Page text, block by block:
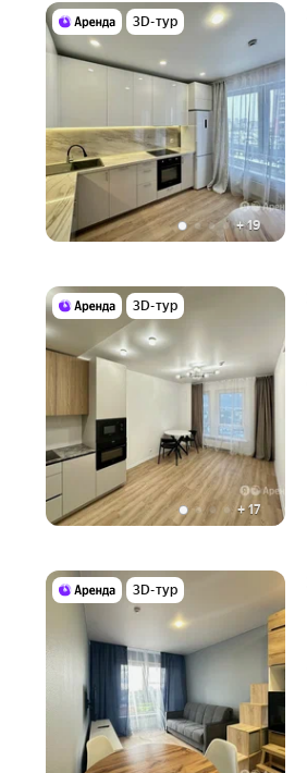
3D-тур
+19
3D-тур
+ 17
3D-тур